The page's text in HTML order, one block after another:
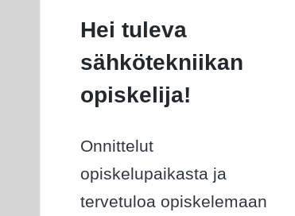
Hei tuleva
sähkötekniikan
opiskelija!
Onnittelut
opiskelupaikasta ja
tervetuloa opiskelemaan